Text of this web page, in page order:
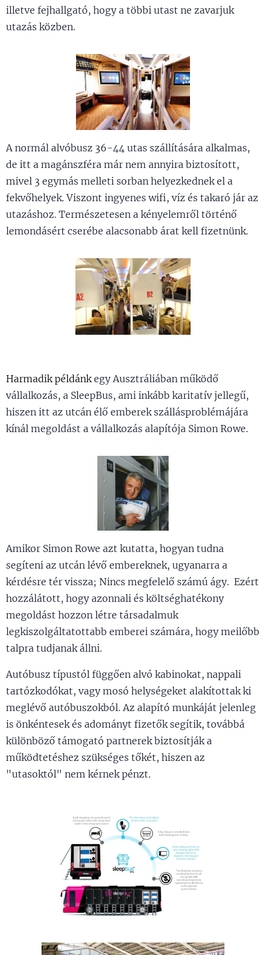
illetve fejhallgató, hogy a többi utast ne zavarjuk
utazás közben.
A normál alvóbusz 36-44 utas szállítására alkalmas,
de itt a magánszféra már nem annyira biztosított,
mivel 3 egymás melleti sorban helyezkednek el a
fekvőhelyek. Viszont ingyenes wifi, víz és takaró jár az
utazáshoz. Természetesen a kényelemről történő
lemondásért cserébe alacsonabb árat kell fizetnünk.
Harmadik példánkegy Ausztráliában működő
vállalkozás, a SleepBus, ami inkább karitatív jellegű,
hiszen itt az utcán élő emberek szállásproblémájára
kínál megoldást a vállalkozás alapítója Simon Rowe.
Amikor Simon Rowe azt kutatta, hogyan tudna
segíteni az utcán lévő embereknek, ugyanarra a
kérdésre tér vissza; Nincs megfelelő számú ágy. Ezért
hozzálátott, hogy azonnali és költséghatékony
megoldást hozzon létre társadalmuk
legkiszolgáltatottabb emberei számára, hogy meilőbb
talpra tudjanak állni.
Autóbusz típustól függően alvó kabinokat, nappali
tartózkodókat, vagy mosó helységeket alakítottak ki
meglévő autóbuszokból. Az alapító munkáját jelenleg
is önkéntesek és adományt fizetők segítik, továbbá
különböző támogató partnerek biztosítják a
működtetéshez szükséges tőkét, hiszen az
"utasoktól" nem kérnek pénzt.